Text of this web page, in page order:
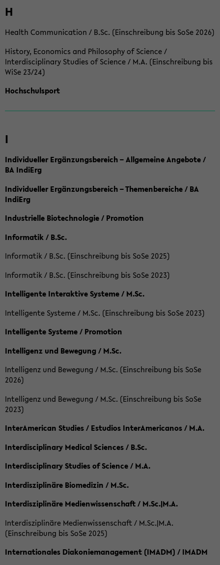
H
Health Communication / B.Sc. (Einschreibung bis SoSe 2026)
History, Economics and Philosophy of Science /
Interdisciplinary Studies of Science / M.A. (Einschreibung bis
WiSe 23/24)
Hochschulsport
I
Individueller Ergänzungsbereich – Allgemeine Angebote /
BA IndiErg
Individueller Ergänzungsbereich – Themenbereiche / BA
IndiErg
Industrielle Biotechnologie / Promotion
Informatik / B.Sc.
Informatik / B.Sc. (Einschreibung bis SoSe 2025)
Informatik / B.Sc. (Einschreibung bis SoSe 2023)
Intelligente Interaktive Systeme / M.Sc.
Intelligente Systeme / M.Sc. (Einschreibung bis SoSe 2023)
Intelligente Systeme / Promotion
Intelligenz und Bewegung / M.Sc.
Intelligenz und Bewegung / M.Sc. (Einschreibung bis SoSe
2026)
Intelligenz und Bewegung / M.Sc. (Einschreibung bis SoSe
2023)
InterAmerican Studies / Estudios InterAmericanos / M.A.
Interdisciplinary Medical Sciences / B.Sc.
Interdisciplinary Studies of Science / M.A.
Interdisziplinäre Biomedizin / M.Sc.
Interdisziplinäre Medienwissenschaft / M.Sc.|M.A.
Interdisziplinäre Medienwissenschaft / M.Sc.|M.A.
(Einschreibung bis SoSe 2025)
Internationales Diakoniemanagement (IMADM) / IMADM